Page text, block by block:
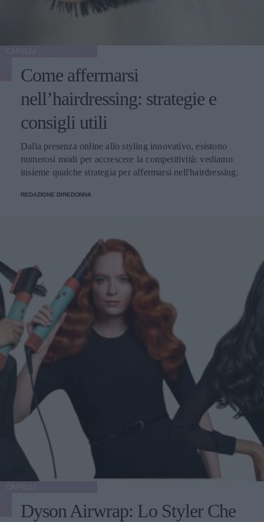
Come affermarsi
nell’hairdressing: strategie e
consigli utili
Dalla presenza online allo styling innovativo, esistono
numerosi modi per accrescere la competitività: vediamo
insieme qualche strategia per affermarsi nell'hairdressing.
REDAZIONE DIREDONNA
Dyson Airwrap: Lo Styler Che